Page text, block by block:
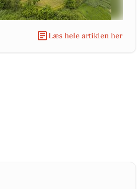
Læs hele artiklen her